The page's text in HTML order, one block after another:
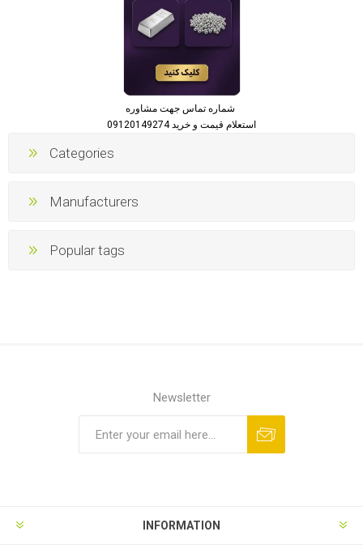
استعلام قیمت و خرید 09120149274
Categories
Manufacturers
Popular tags
Newsletter
INFORMATION